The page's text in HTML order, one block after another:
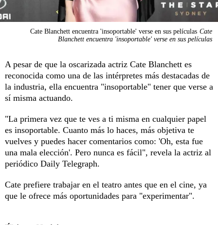
Cate Blanchett encuentra 'insoportable' verse en sus películas Cate
Blanchett encuentra 'insoportable' verse en sus películas
A pesar de que la oscarizada actriz Cate Blanchett es
reconocida como una de las intérpretes más destacadas de
la industria, ella encuentra "insoportable" tener que verse a
sí misma actuando.
"La primera vez que te ves a ti misma en cualquier papel
es insoportable. Cuanto más lo haces, más objetiva te
vuelves y puedes hacer comentarios como: 'Oh, esta fue
una mala elección'. Pero nunca es fácil", revela la actriz al
periódico Daily Telegraph.
Cate prefiere trabajar en el teatro antes que en el cine, ya
que le ofrece más oportunidades para "experimentar".